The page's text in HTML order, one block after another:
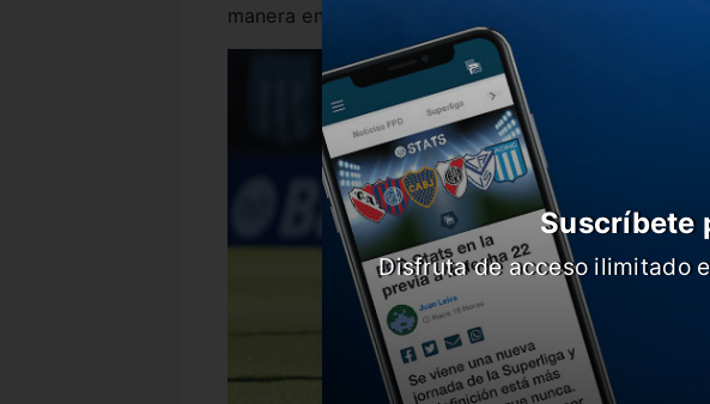
manera en que me el hincha”.
Suscríbete
Disfruta de acceso ilimitado